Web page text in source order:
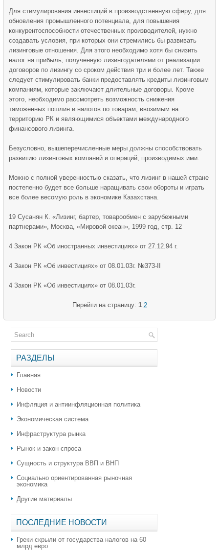
Для стимулирования инвестиций в производственную сферу, для
обновления промышленного потенциала, для повышения
конкурентоспособности отечественных производителей, нужно
создавать условия, при которых они стремились бы развивать
лизинговые отношения. Для этого необходимо хотя бы снизить
налог на прибыль, полученную лизингодателями от реализации
договоров по лизингу со сроком действия три и более лет. Также
следует стимулировать банки предоставлять кредиты лизинговым
компаниям, которые заключают длительные договоры. Кроме
этого, необходимо рассмотреть возможность снижения
таможенных пошлин и налогов по товарам, ввозимым на
территорию РК и являющимися объектами международного
финансового лизинга.
Безусловно, вышеперечисленные меры должны способствовать
развитию лизинговых компаний и операций, производимых ими.
Можно с полной уверенностью сказать, что лизинг в нашей стране
постепенно будет все больше наращивать свои обороты и играть
все более весомую роль в экономике Казахстана.
19 Сусанян К. «Лизинг, бартер, товарообмен с зарубежными
партнерами», Москва, «Мировой океан», 1999 год, стр. 12
4 Закон РК «Об иностранных инвестициях» от 27.12.94 г.
4 Закон РК «Об инвестициях» от 08.01.03г. №373-II
4 Закон РК «Об инвестициях» от 08.01.03г.
Перейти на страницу: 1 2
РАЗДЕЛЫ
Главная
Новости
Инфляция и антиинфляционная политика
Экономическая система
Инфраструктура рынка
Рынок и закон спроса
Сущность и структура ВВП и ВНП
Социально ориентированная рыночная
экономика
Другие материалы
ПОСЛЕДНИЕ НОВОСТИ
Греки скрыли от государства налогов на 60
млрд евро